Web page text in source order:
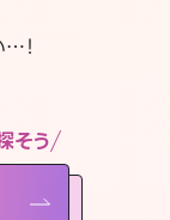
！
そう